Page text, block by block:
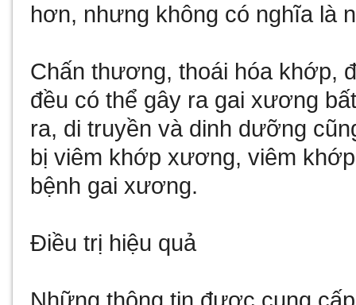
hơn, nhưng không có nghĩa là
Chấn thương, thoái hóa khớp,
đều có thể gây ra gai xương
ra, di truyền và dinh dưỡng
bị viêm khớp xương, viêm
bệnh gai xương.
Điều trị hiệu quả